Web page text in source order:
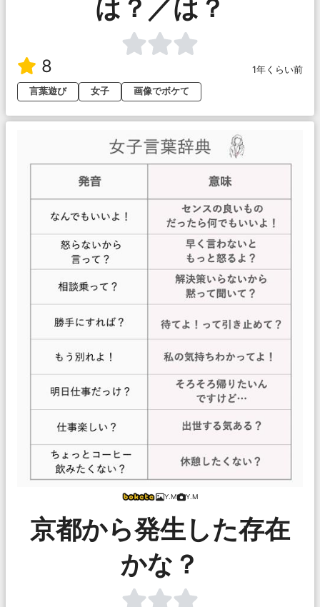
は？／は？
8
1年くらい前
言葉遊び
女子 画像でボケて
Y.M Y.M
京都から発生した存在
かな？